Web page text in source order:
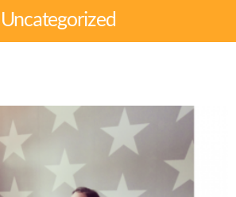
Uncategorized